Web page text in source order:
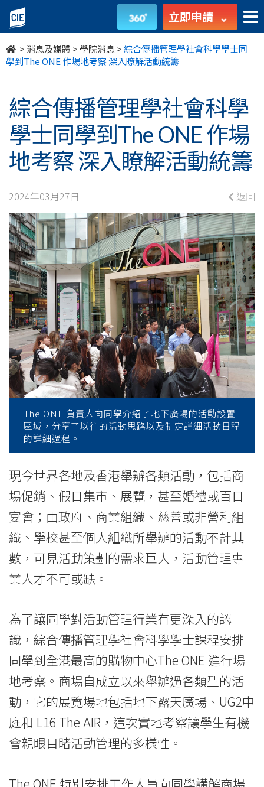
綜
合
傳
管
理
學
社
會
科
學
學
士
同
學
到
The
ONE
作
場
地
考
察
入
瞭
解
活
動
統
籌
立即申請
>消息及媒體 >學院消息 >綜合傳播管理學社會科學學士同
學到The ONE 作場地考察 深入瞭解活動統籌
綜合傳播管理學社會科學
學士同學到The ONE 作場
地考察 深入瞭解活動統籌
2024年03月27日 返回
The ONE 負責人向同學介紹了地下廣場的活動設置
區域，分享了以往的活動思路以及制定詳細活動日程
的詳細過程。
現今世界各地及香港舉辦各類活動，包括商
場促銷、假日集市、展覽，甚至婚禮或百日
宴會；由政府、商業組織、慈善或非營利組
織、學校甚至個人組織所舉辦的活動不計其
數，可見活動策劃的需求巨大，活動管理專
業人才不可或缺。
為了讓同學對活動管理行業有更深入的認
識，綜合傳播管理學社會科學學士課程安排
同學到全港最高的購物中心The ONE 進行場
地考察。商場自成立以來舉辦過各類型的活
動，它的展覽場地包括地下露天廣場、UG2中
庭和 L16 The AIR，這次實地考察讓學生有機
會親眼目睹活動管理的多樣性。
The ONE 特別安排工作人員向同學講解商場